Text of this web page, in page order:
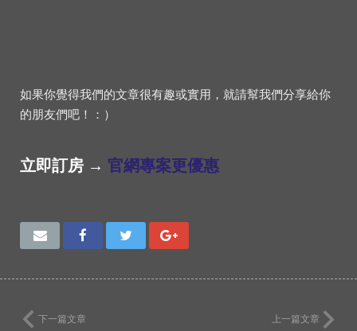
如果你覺得我們的文章很有趣或實用，就請幫我們分享給你
的朋友們吧！：）
立即訂房 → 官網專案更優惠
上一篇文章
下一篇文章